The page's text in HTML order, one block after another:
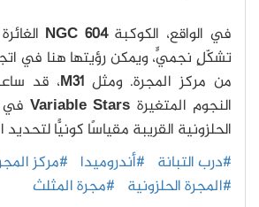
في الواقع، الكوكبةNGC 604
من مركز المجرة. ومثلM31، قد
النجوم المتغيرة Variable Starsفي
الحلزونية القريبة مقياسًا كونيًّا
#درب التبانة #أندروميدا #مركز
#المجرة الحلزونية #مجرة المثلث